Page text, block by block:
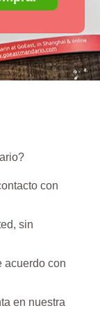
con
sin
acuerdo con
en nuestra